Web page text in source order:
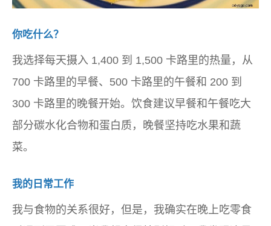
你吃什么？
我选择每天摄入 1,400 到 1,500 卡路里的热量，从
700 卡路里的早餐、500 卡路里的午餐和 200 到
300 卡路里的晚餐开始。饮食建议早餐和午餐吃大
部分碳水化合物和蛋白质，晚餐坚持吃水果和蔬
菜。
我的日常工作
我与食物的关系很好，但是，我确实在晚上吃零食